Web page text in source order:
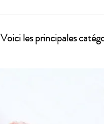
Voici les principales